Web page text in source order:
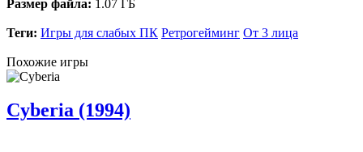
Размер файла: 1.07 ГБ
Теги: Игры для слабых ПК Ретрогейминг От 3 лица
Похожие игры
Cyberia (1994)